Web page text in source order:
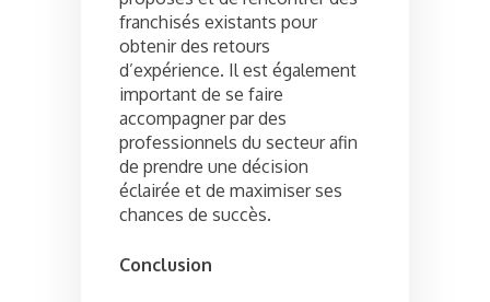
franchisés existants pour
obtenir des retours
d’expérience. Il est également
important de se faire
accompagner par des
professionnels du secteur afin
de prendre une décision
éclairée et de maximiser ses
chances de succès.
Conclusion